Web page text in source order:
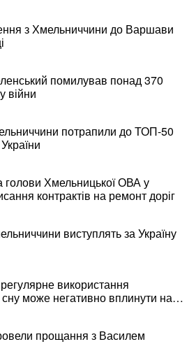
з Хмельниччини до Варшави
помилував понад 370
війни
потрапили до ТОП-50
голови Хмельницької ОВА у
контрактів на ремонт доріг
виступлять за Україну
регулярне використання
сну може негативно вплинути на
прощання з Василем